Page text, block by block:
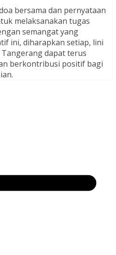
bersama dan pernyataan
melaksanakan tugas
semangat yang
ini, diharapkan setiap, lini
dapat terus
berkontribusi positif bagi